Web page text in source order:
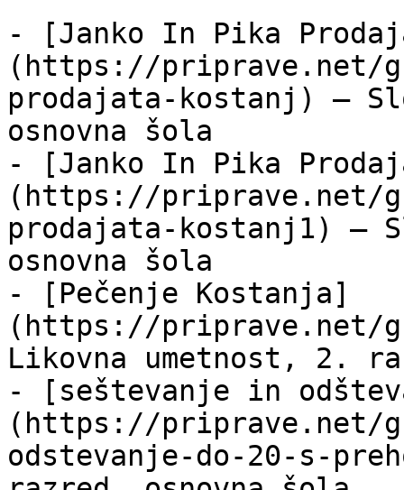
- [Janko In Pika
(https://priprave.net/
prodajata-kostanj) —
osnovna šola
- [Janko In Pika
(https://priprave.net/
prodajata-kostanj1) —
osnovna šola
- [Pečenje Kostanja]
(https://priprave.net/
Likovna umetnost, 2.
- [seštevanje in
(https://priprave.net/
odstevanje-do-20-s-